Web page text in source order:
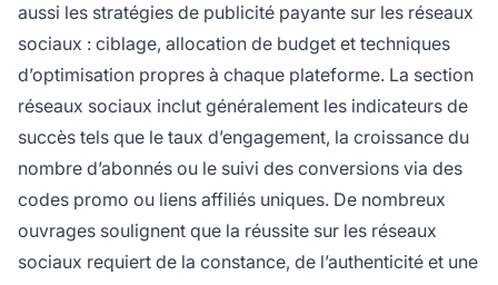
aussi les stratégies de publicité payante sur les réseaux
sociaux : ciblage, allocation de budget et techniques
d’optimisation propres à chaque plateforme. La section
réseaux sociaux inclut généralement les indicateurs de
succès tels que le taux d’engagement, la croissance du
nombre d’abonnés ou le suivi des conversions via des
codes promo ou liens affiliés uniques. De nombreux
ouvrages soulignent que la réussite sur les réseaux
sociaux requiert de la constance, de l’authenticité et une